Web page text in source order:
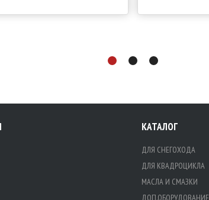
КАТАЛОГ
ДЛЯ СНЕГОХОДА
ДЛЯ КВАДРОЦИКЛА
МАСЛА И СМАЗКИ
ДОП.ОБОРУДОВАНИЕ